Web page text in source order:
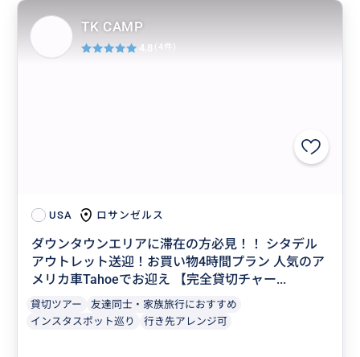
USA ロサンゼルス
ダウンタウンエリアに滞在の方必見！！ シタデル
アウトレット送迎！お買い物4時間プラン 人気のア
メリカ車Tahoeでお迎え 【完全貸切チャー...
貸切ツアー
友達同士・家族旅行におすすめ
インスタスポット巡り
行き先アレンジ可
TK CAMP
4.8 (4件)